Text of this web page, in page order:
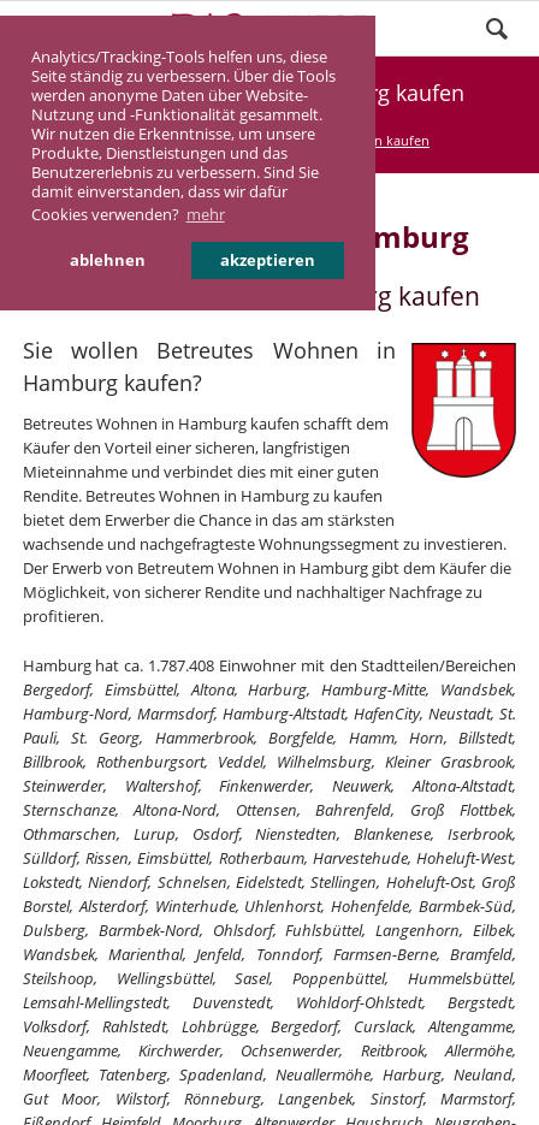
Analytics/Tracking-Tools helfen uns, diese
Seite ständig zu verbessern. Über die Tools
werden anonyme Daten über Website-
Nutzung und -Funktionalität gesammelt.
Wir nutzen die Erkenntnisse, um unsere
Produkte, Dienstleistungen und das
Benutzererlebnis zu verbessern. Sind Sie
damit einverstanden, dass wir dafür
Cookies verwenden? mehr
ablehnen akzeptieren
Betreutes Wohnen in Hamburg kaufen
DASINVEST Service Betreutes Wohnen kaufen
Betreutes Wohnen in Hamburg
Betreutes Wohnen in Hamburg kaufen
Sie wollen Betreutes Wohnen in
Hamburg kaufen?
Betreutes Wohnen in Hamburg kaufen schafft dem
Käufer den Vorteil einer sicheren, langfristigen
Mieteinnahme und verbindet dies mit einer guten
Rendite. Betreutes Wohnen in Hamburg zu kaufen
bietet dem Erwerber die Chance in das am stärksten
wachsende und nachgefragteste Wohnungssegment zu investieren.
Der Erwerb von Betreutem Wohnen in Hamburg gibt dem Käufer die
Möglichkeit, von sicherer Rendite und nachhaltiger Nachfrage zu
profitieren.
Hamburg hat ca. 1.787.408 Einwohner mit den Stadtteilen/Bereichen
Bergedorf, Eimsbüttel, Altona, Harburg, Hamburg-Mitte, Wandsbek,
Hamburg-Nord, Marmsdorf, Hamburg-Altstadt, HafenCity, Neustadt, St.
Pauli, St. Georg, Hammerbrook, Borgfelde, Hamm, Horn, Billstedt,
Billbrook, Rothenburgsort, Veddel, Wilhelmsburg, Kleiner Grasbrook,
Steinwerder, Waltershof, Finkenwerder, Neuwerk, Altona-Altstadt,
Sternschanze, Altona-Nord, Ottensen, Bahrenfeld, Groß Flottbek,
Othmarschen, Lurup, Osdorf, Nienstedten, Blankenese, Iserbrook,
Sülldorf, Rissen, Eimsbüttel, Rotherbaum, Harvestehude, Hoheluft-West,
Lokstedt, Niendorf, Schnelsen, Eidelstedt, Stellingen, Hoheluft-Ost, Groß
Borstel, Alsterdorf, Winterhude, Uhlenhorst, Hohenfelde, Barmbek-Süd,
Dulsberg, Barmbek-Nord, Ohlsdorf, Fuhlsbüttel, Langenhorn, Eilbek,
Wandsbek, Marienthal, Jenfeld, Tonndorf, Farmsen-Berne, Bramfeld,
Steilshoop, Wellingsbüttel, Sasel, Poppenbüttel, Hummelsbüttel,
Lemsahl-Mellingstedt, Duvenstedt, Wohldorf-Ohlstedt, Bergstedt,
Volksdorf, Rahlstedt, Lohbrügge, Bergedorf, Curslack, Altengamme,
Neuengamme, Kirchwerder, Ochsenwerder, Reitbrook, Allermöhe,
Moorfleet, Tatenberg, Spadenland, Neuallermöhe, Harburg, Neuland,
Gut Moor, Wilstorf, Rönneburg, Langenbek, Sinstorf, Marmstorf,